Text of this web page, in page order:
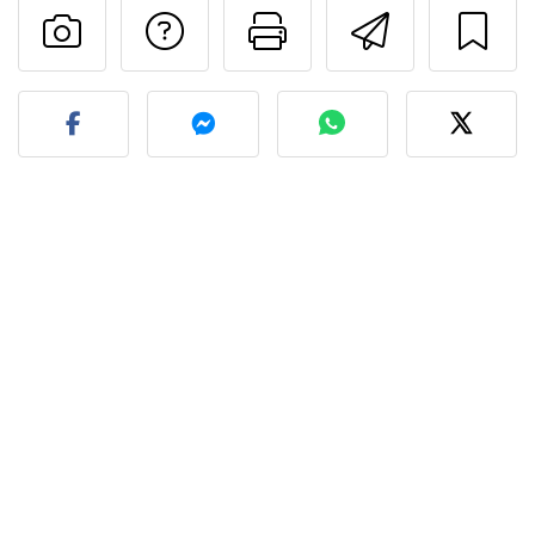
Imprimir
Preguntar al autor
Publicar la foto de esta